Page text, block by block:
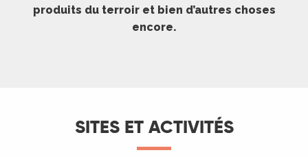
produits du terroir et bien d’autres choses
encore.
SITES ET ACTIVITÉS